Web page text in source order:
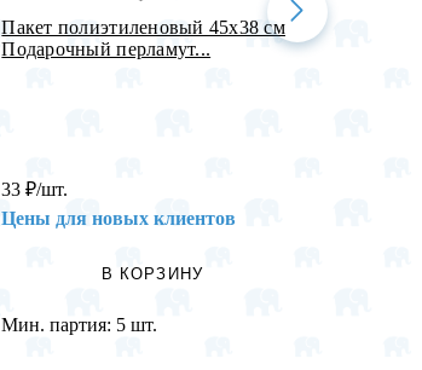
Пакет полиэтиленовый 45х38 см
Подарочный перламут...
33₽/шт.
Цены для новых клиентов
В КОРЗИНУ
Мин. партия: 5 шт.